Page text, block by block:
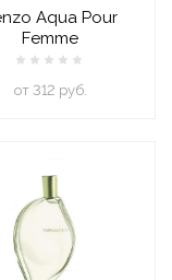
Aqua Pour
Femme
oт 312 руб.